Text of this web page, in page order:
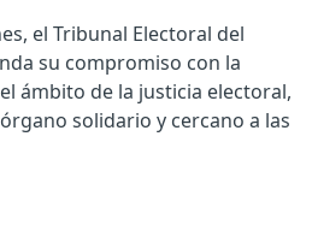
el Tribunal Electoral del
su compromiso con la
ámbito de la justicia electoral,
solidario y cercano a las